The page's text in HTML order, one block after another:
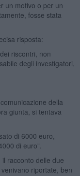
un motivo o per un
fosse stata
risposta:
riscontri, non
degli investigatori,
della
giunta, si tentava
di 6000 euro,
di euro”.
racconto delle due
riportate, ben